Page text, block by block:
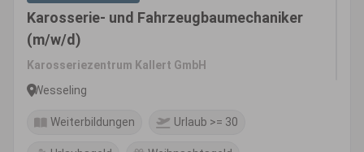
Karosserie- und Fahrzeugbaumechaniker
(m/w/d)
Karosseriezentrum Kallert GmbH
Wesseling
Weiterbildungen Urlaub >= 30